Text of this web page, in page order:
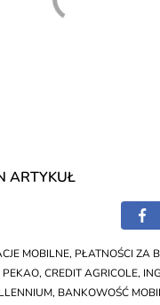
ARTYKUŁ
MOBILNE, PŁATNOŚCI ZA
, CREDIT AGRICOLE, ING
, BANKOWOŚĆ